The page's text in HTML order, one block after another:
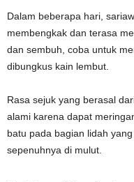
Dalam beberapa hari,
membengkak dan terasa
dan sembuh, coba untuk
dibungkus kain lembut.
Rasa sejuk yang berasal
alami karena dapat
batu pada bagian lidah
sepenuhnya di mulut.